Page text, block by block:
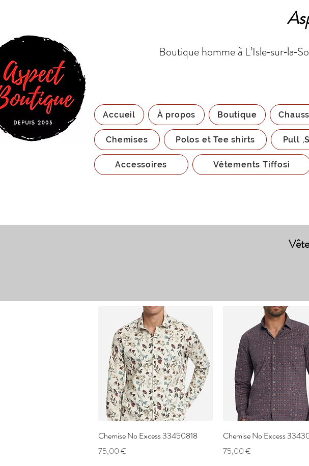
Boutique homme à
Accueil À propos Boutique
Chemises Polos et Tee shirts Pull
Accessoires Vêtements Tiffosi
Aperçu rapide
Chemise No Excess 33450818
Prix
75,00 €
Aperçu rapide
Chemise No Excess
Prix
75,00 €